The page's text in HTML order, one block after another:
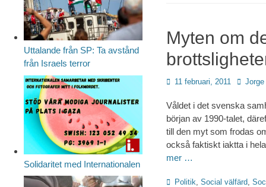
Myten om
Publicerad
11 februari, 2011 Jorge
Våldet i det svenska
början av 1990-talet,
till den myt som frodas
också faktiskt iaktta i
mer …
Kategorier
Politik Social välfärd
Uttalande från SP: Ta avstånd
från Israels terror
Solidaritet med Internationalen